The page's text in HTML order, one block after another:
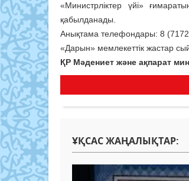
«Министрліктер үйі»
қабылданады.
Анықтама телефондары: 8
«Дарын» мемлекеттік жастар
ҚР Мәдениет және ақпарат
ҰҚСАС ЖАҢАЛЫҚТАР: